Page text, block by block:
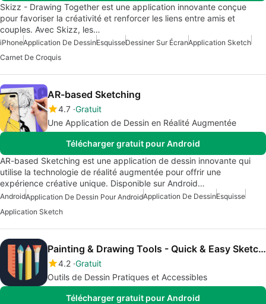
Skizz - Drawing Together est une application innovante conçue
pour favoriser la créativité et renforcer les liens entre amis et
couples. Avec Skizz, les…
iPhoneApplication De DessinEsquisseDessiner Sur ÉcranApplication Sketch
Carnet De Croquis
AR-based Sketching
4.7 Gratuit
Une Application de Dessin en Réalité Augmentée
Télécharger gratuit pour Android
AR-based Sketching est une application de dessin innovante qui
utilise la technologie de réalité augmentée pour offrir une
expérience créative unique. Disponible sur Android…
AndroidApplication De Dessin Pour AndroidApplication De DessinEsquisse
Application Sketch
Painting & Drawing Tools - Quick & Easy Sketches
4.2 Gratuit
Outils de Dessin Pratiques et Accessibles
Télécharger gratuit pour Android